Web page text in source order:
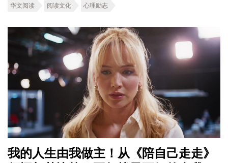
华文阅读 阅读文化 心理励志
我的人生由我做主！从《陪自己走走》